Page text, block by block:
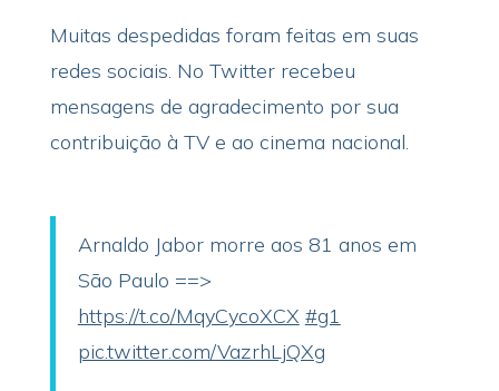
Muitas despedidas foram feitas em suas
redes sociais. No Twitter recebeu
mensagens de agradecimento por sua
contribuição à TV e ao cinema nacional.
Arnaldo Jabor morre aos 81 anos em
São Paulo ==>
https://t.co/MqyCycoXCX #g1
pic.twitter.com/VazrhLjQXg